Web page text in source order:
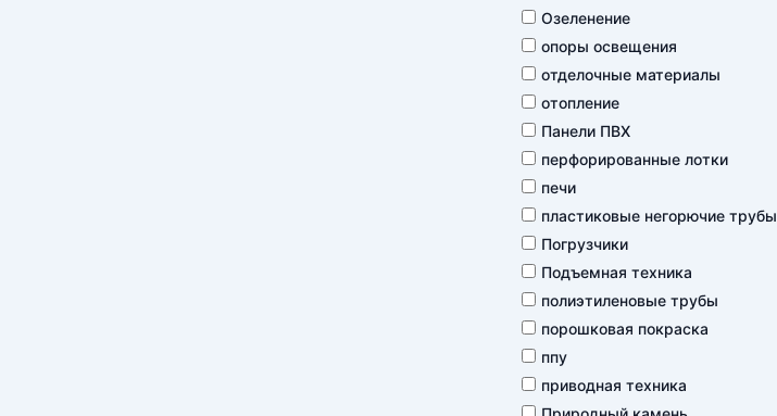
Озеленение
опоры освещения
отделочные материалы
отопление
Панели ПВХ
перфорированные лотки
печи
пластиковые негорючие трубы
Погрузчики
Подъемная техника
полиэтиленовые трубы
порошковая покраска
ппу
приводная техника